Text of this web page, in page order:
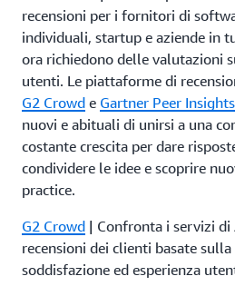
recensioni per i fornitori di
individuali, startup e aziende in
ora richiedono delle valutazioni
utenti. Le piattaforme di
G2 Crowd e Gartner Peer Insights
nuovi e abituali di unirsi a una
costante crescita per dare
condividere le idee e scoprire
practice.
G2 Crowd | Confronta i servizi di
recensioni dei clienti basate
soddisfazione ed esperienza